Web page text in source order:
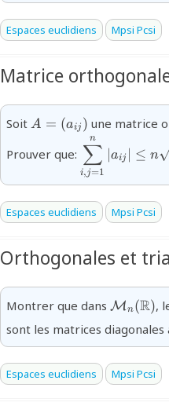
Espaces euclidiens Mpsi Pcsi
Matrice
Soit {A=
(a_{ij})}
A = (aij ) une matrice
Prouver que:
i,j=1
∑
n
∣aij ∣ ≤ n
Espaces euclidiens Mpsi Pcsi
Orthogonales et
Montrer que dans Mn(R),
sont les matrices diagonales
Espaces euclidiens Mpsi Pcsi